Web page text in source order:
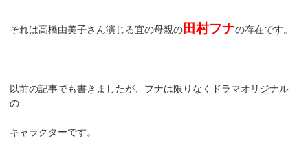
それは高橋由美子さん演じる宜の母親の田村フナの存在です。
以前の記事でも書きましたが、フナは限りなくドラマオリジナル
の
キャラクターです。